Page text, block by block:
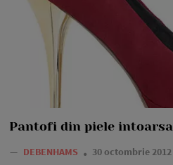
Pantofi din piele
— DEBENHAMS
30 octombrie 2012